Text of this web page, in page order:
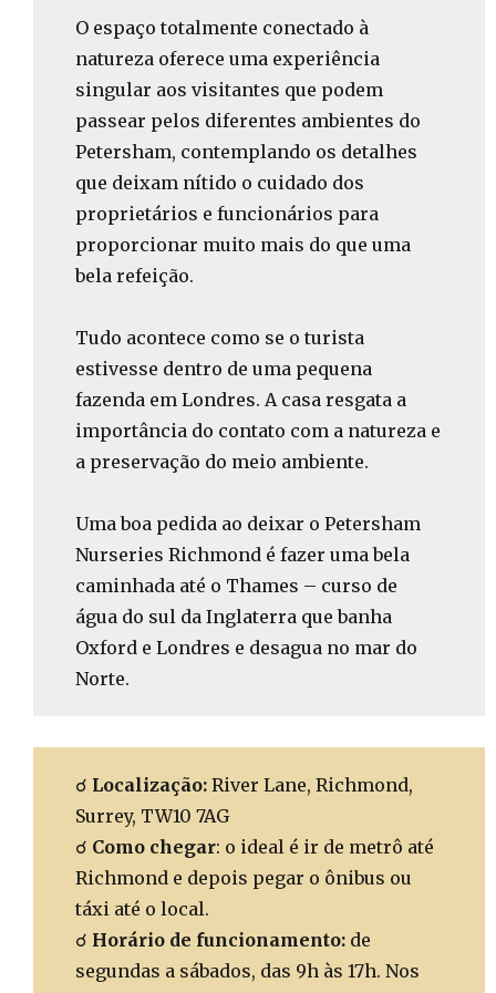
O espaço totalmente conectado à
natureza oferece uma experiência
singular aos visitantes que podem
passear pelos diferentes ambientes do
Petersham, contemplando os detalhes
que deixam nítido o cuidado dos
proprietários e funcionários para
proporcionar muito mais do que uma
bela refeição.
Tudo acontece como se o turista
estivesse dentro de uma pequena
fazenda em Londres. A casa resgata a
importância do contato com a natureza e
a preservação do meio ambiente.
Uma boa pedida ao deixar o Petersham
Nurseries Richmond é fazer uma bela
caminhada até o Thames – curso de
água do sul da Inglaterra que banha
Oxford e Londres e desagua no mar do
Norte.
☌ Localização: River Lane, Richmond,
Surrey, TW10 7AG
☌ Como chegar: o ideal é ir de metrô até
Richmond e depois pegar o ônibus ou
táxi até o local.
☌ Horário de funcionamento: de
segundas a sábados, das 9h às 17h. Nos